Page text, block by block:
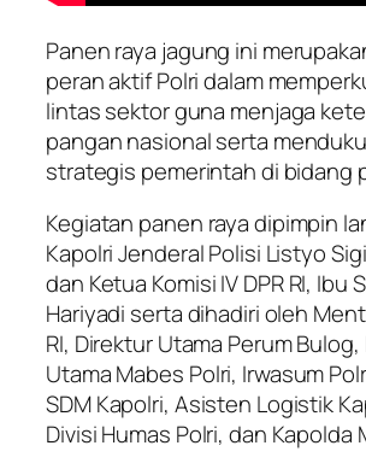
Panen raya jagung ini
peran aktif Polri dalam
lintas sektor guna menjaga
pangan nasional serta
strategis pemerintah di bidang
Kegiatan panen raya dipimpin
Kapolri Jenderal Polisi Listyo
dan Ketua Komisi IV DPR RI, Ibu
Hariyadi serta dihadiri oleh
RI, Direktur Utama Perum
Utama Mabes Polri, Irwasum
SDM Kapolri, Asisten Logistik
Divisi Humas Polri, dan Kapolda